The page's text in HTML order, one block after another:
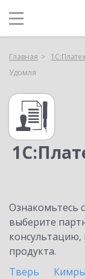
Главная
Удомля
Ознакомьтесь
выберите
продукта.
Тверь
Кимры